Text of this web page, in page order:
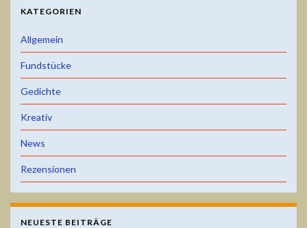
KATEGORIEN
Allgemein
Fundstücke
Gedichte
Kreativ
News
Rezensionen
NEUESTE BEITRÄGE